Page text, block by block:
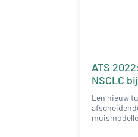
ATS
NSCLC
Een nieuw